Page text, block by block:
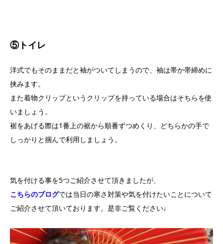
⑤トイレ
洋式でもそのままだと袖がついてしまうので、袖は帯か帯締めに
挟みます。
また着物クリップというクリップを持っている場合はそちらを使
いましょう。
裾をあげる際は1番上の裾から順番ずつめくり、どちらかの手で
しっかりと掴んで利用しましょう。
気を付ける事を5つご紹介させて頂きましたが、
こちらのブログでは当日の寒さ対策や気を付けたいことについて
ご紹介させて頂いております。是非ご覧ください♩